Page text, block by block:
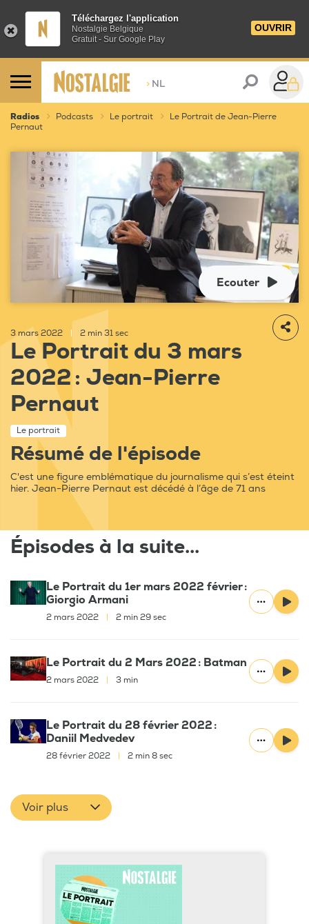
Téléchargez l'application
Nostalgie Belgique
Gratuit - Sur Google Play
OUVRIR
> NL
Radios Podcasts Le portrait
Le Portrait de Jean-Pierre
Pernaut
Ecouter
3 mars 2022 2 min 31 sec
Le Portrait du 3 mars
2022 : Jean-Pierre
Pernaut
Le portrait
Résumé de l'épisode
C'est une figure emblématique du journalisme qui s’est éteint
hier. Jean-Pierre Pernaut est décédé à l’âge de 71 ans
Épisodes à la suite...
Le Portrait du 1er mars 2022 février :
Giorgio Armani
2 mars 2022 2 min 29 sec
Le Portrait du 2 Mars 2022 : Batman
2 mars 2022 3 min
Le Portrait du 28 février 2022 :
Daniil Medvedev
28 février 2022 2 min 8 sec
Voir plus